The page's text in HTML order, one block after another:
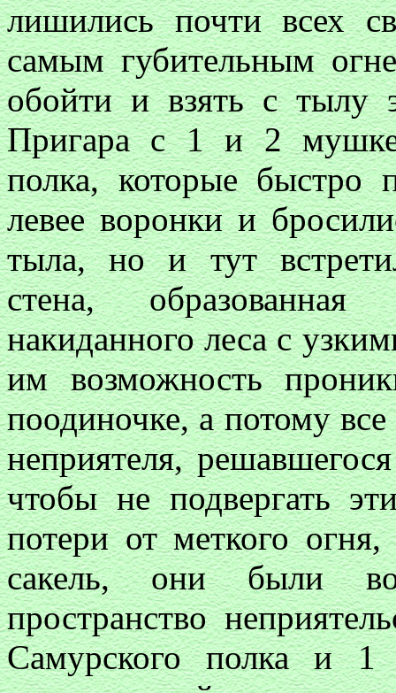
лишились почти всех
самым губительным
обойти и взять с тылу
Пригара с 1 и 2
полка, которые быстро
левее воронки и
тыла, но и тут
стена,
накиданного леса с
им возможность
поодиночке, а потому
неприятеля,
чтобы не подвергать
потери от меткого
сакель, они были
пространство
Самурского полка и 1